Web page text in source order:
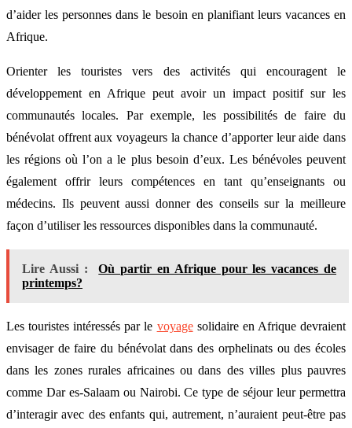
d’aider les personnes dans le besoin en planifiant leurs vacances en
Afrique.
Orienter les touristes vers des activités qui encouragent le
développement en Afrique peut avoir un impact positif sur les
communautés locales. Par exemple, les possibilités de faire du
bénévolat offrent aux voyageurs la chance d’apporter leur aide dans
les régions où l’on a le plus besoin d’eux. Les bénévoles peuvent
également offrir leurs compétences en tant qu’enseignants ou
médecins. Ils peuvent aussi donner des conseils sur la meilleure
façon d’utiliser les ressources disponibles dans la communauté.
Lire Aussi :
Où partir en Afrique pour les vacances de
printemps?
Les touristes intéressés par le voyagesolidaire en Afrique devraient
envisager de faire du bénévolat dans des orphelinats ou des écoles
dans les zones rurales africaines ou dans des villes plus pauvres
comme Dar es-Salaam ou Nairobi. Ce type de séjour leur permettra
d’interagir avec des enfants qui, autrement, n’auraient peut-être pas